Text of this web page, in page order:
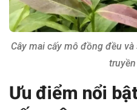
Cây mai cấy mô đồng đều
Ưu điểm nổi